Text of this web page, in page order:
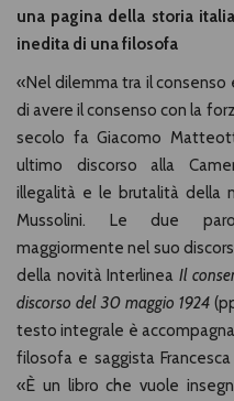
una pagina della storia
inedita di una filosofa
«Nel dilemma tra il consenso
di avere il consenso con la
secolo fa Giacomo
ultimo discorso alla
illegalità e le brutalità della
Mussolini. Le due
maggiormente nel suo
della novità Interlinea Il
discorso del 30 maggio 1924
testo integrale è
filosofa e saggista
«È un libro che vuole